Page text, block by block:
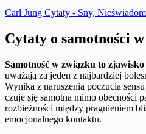
Carl Jung Cytaty - Sny,
Cytaty o samotności
Samotność w związku to zjawisko
uważają za jeden z najbardziej
Wynika z naruszenia poczucia
czuje się samotna mimo obecności
rozbieżności między pragnieniem
emocjonalnego kontaktu.